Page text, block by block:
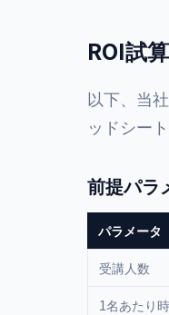
ROI試
以下、当
ッドシー
前提パラ
パラメータ
受講人数
1名あたり